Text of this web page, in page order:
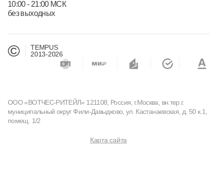
10:00 - 21:00 МСК
без выходных
©
TEMPUS
2013-2026
ООО «ВОТЧЕС-РИТЕЙЛ» 121108, Россия, г.Москва, вн.тер.г.
муниципальный округ Фили-Давыдково, ул. Кастанаевская, д. 50 к.1,
помещ. 1/2
Карта сайта